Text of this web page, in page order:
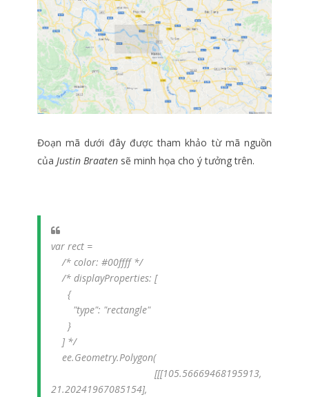
Đoạn mã dưới đây được tham khảo từ mã nguồn
của Justin Braaten sẽ minh họa cho ý tưởng trên.
var rect =
/* color: #00ffff */
/* displayProperties: [
{
"type": "rectangle"
}
] */
ee.Geometry.Polygon(
[[[105.56669468195913,
21.20241967085154],